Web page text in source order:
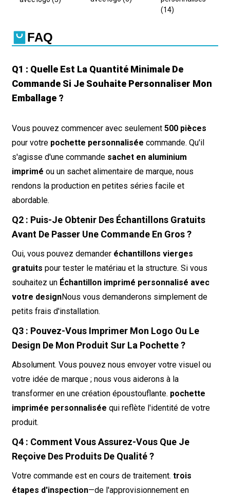
FAQ
Q1 : Quelle Est La Quantité Minimale De
Commande Si Je Souhaite Personnaliser Mon
Emballage ?
Vous pouvez commencer avec seulement 500 pièces
pour votre pochette personnalisée commande. Qu'il
s'agisse d'une commande sachet en aluminium
imprimé ou un sachet alimentaire de marque, nous
rendons la production en petites séries facile et
abordable.
Q2 : Puis-Je Obtenir Des Échantillons Gratuits
Avant De Passer Une Commande En Gros ?
Oui, vous pouvez demander échantillons vierges
gratuits pour tester le matériau et la structure. Si vous
souhaitez un Échantillon imprimé personnalisé avec
votre designNous vous demanderons simplement de
petits frais d'installation.
Q3 : Pouvez-Vous Imprimer Mon Logo Ou Le
Design De Mon Produit Sur La Pochette ?
Absolument. Vous pouvez nous envoyer votre visuel ou
votre idée de marque ; nous vous aiderons à la
transformer en une création époustouflante. pochette
imprimée personnalisée qui reflète l'identité de votre
produit.
Q4 : Comment Vous Assurez-Vous Que Je
Reçoive Des Produits De Qualité ?
Votre commande est en cours de traitement. trois
étapes d'inspection—de l'approvisionnement en